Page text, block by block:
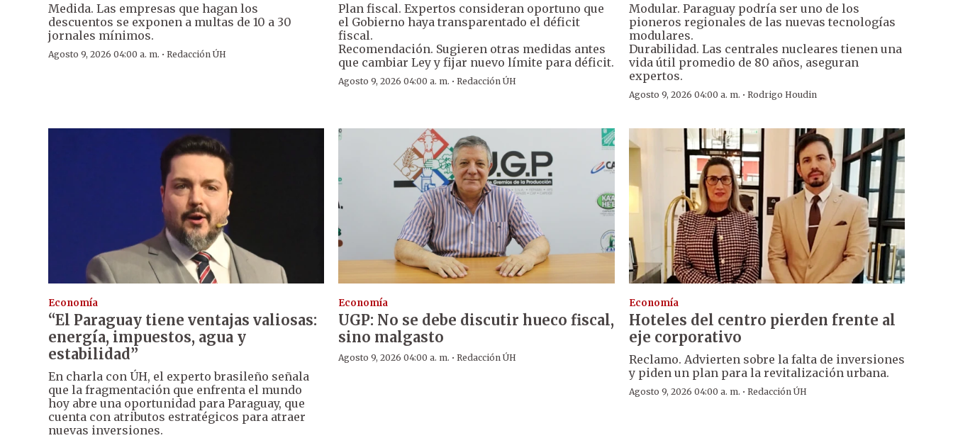
Medida. Las empresas que hagan los
descuentos se exponen a multas de 10 a 30
jornales mínimos.
Agosto 9, 2026 04:00 a. m. · Redacción ÚH
Plan fiscal. Expertos consideran oportuno que
el Gobierno haya transparentado el déficit
fiscal.
Recomendación. Sugieren otras medidas antes
que cambiar Ley y fijar nuevo límite para déficit.
Agosto 9, 2026 04:00 a. m. ·Redacción ÚH
Modular. Paraguay podría ser uno de los
pioneros regionales de las nuevas tecnologías
modulares.
Durabilidad. Las centrales nucleares tienen una
vida útil promedio de 80 años, aseguran
expertos.
Agosto 9, 2026 04:00 a. m. · Rodrigo Houdin
Economía
“El Paraguay tiene ventajas valiosas:
energía, impuestos, agua y
estabilidad”
En charla con ÚH, el experto brasileño señala
que la fragmentación que enfrenta el mundo
hoy abre una oportunidad para Paraguay, que
cuenta con atributos estratégicos para atraer
nuevas inversiones.
Economía
UGP: No se debe discutir hueco fiscal,
sino malgasto
Agosto 9, 2026 04:00 a. m. ·Redacción ÚH
Economía
Hoteles del centro pierden frente al
eje corporativo
Reclamo. Advierten sobre la falta de inversiones
y piden un plan para la revitalización urbana.
Agosto 9, 2026 04:00 a. m. · Redacción ÚH